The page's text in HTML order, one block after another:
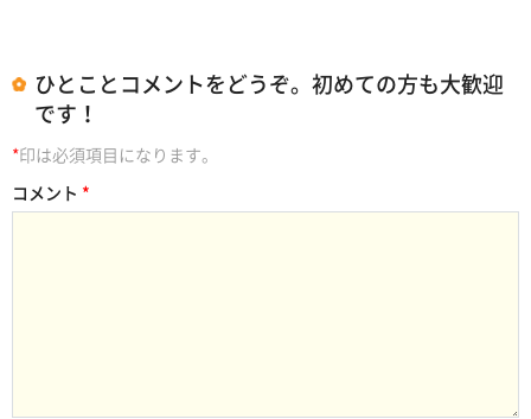
ひとことコメントをどうぞ。初めての方も大歓迎
です！
*印は必須項目になります。
コメント *